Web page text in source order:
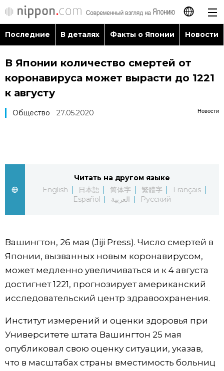
日本語
English
العربية
Последние
Фото/Видео
Разделы
Люди
Блог
Политика
Популярные статьи
Японский язык
Японский калейдоскоп
official SNS
Последние В деталях Факты о Японии Новости
В Японии количество смертей от
коронавируса может вырасти до 1221
к августу
Новости
Общество 27.05.2020
Читать на другом языке
English
日本語 简体字 繁體字
Français
Español
العربية Русский
Вашингтон, 26 мая (Jiji Press). Число смертей в
Японии, вызванных новым коронавирусом,
может медленно увеличиваться и к 4 августа
достигнет 1221, прогнозирует американский
исследовательский центр здравоохранения.
Институт измерений и оценки здоровья при
Университете штата Вашингтон 25 мая
опубликовал свою оценку ситуации, указав,
что в масштабах страны вместимость больниц